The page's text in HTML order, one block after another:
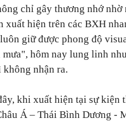
chỉ gây thương nhớ
xuất hiện trên các BXH
giữ được phong độ
mưa", hôm nay lung linh
không nhận ra.
khi xuất hiện tại sự kiện
Á – Thái Bình Dương -